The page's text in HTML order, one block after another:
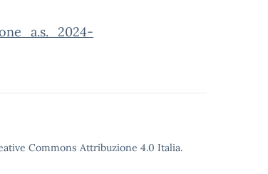
Commons Attribuzione 4.0 Italia.